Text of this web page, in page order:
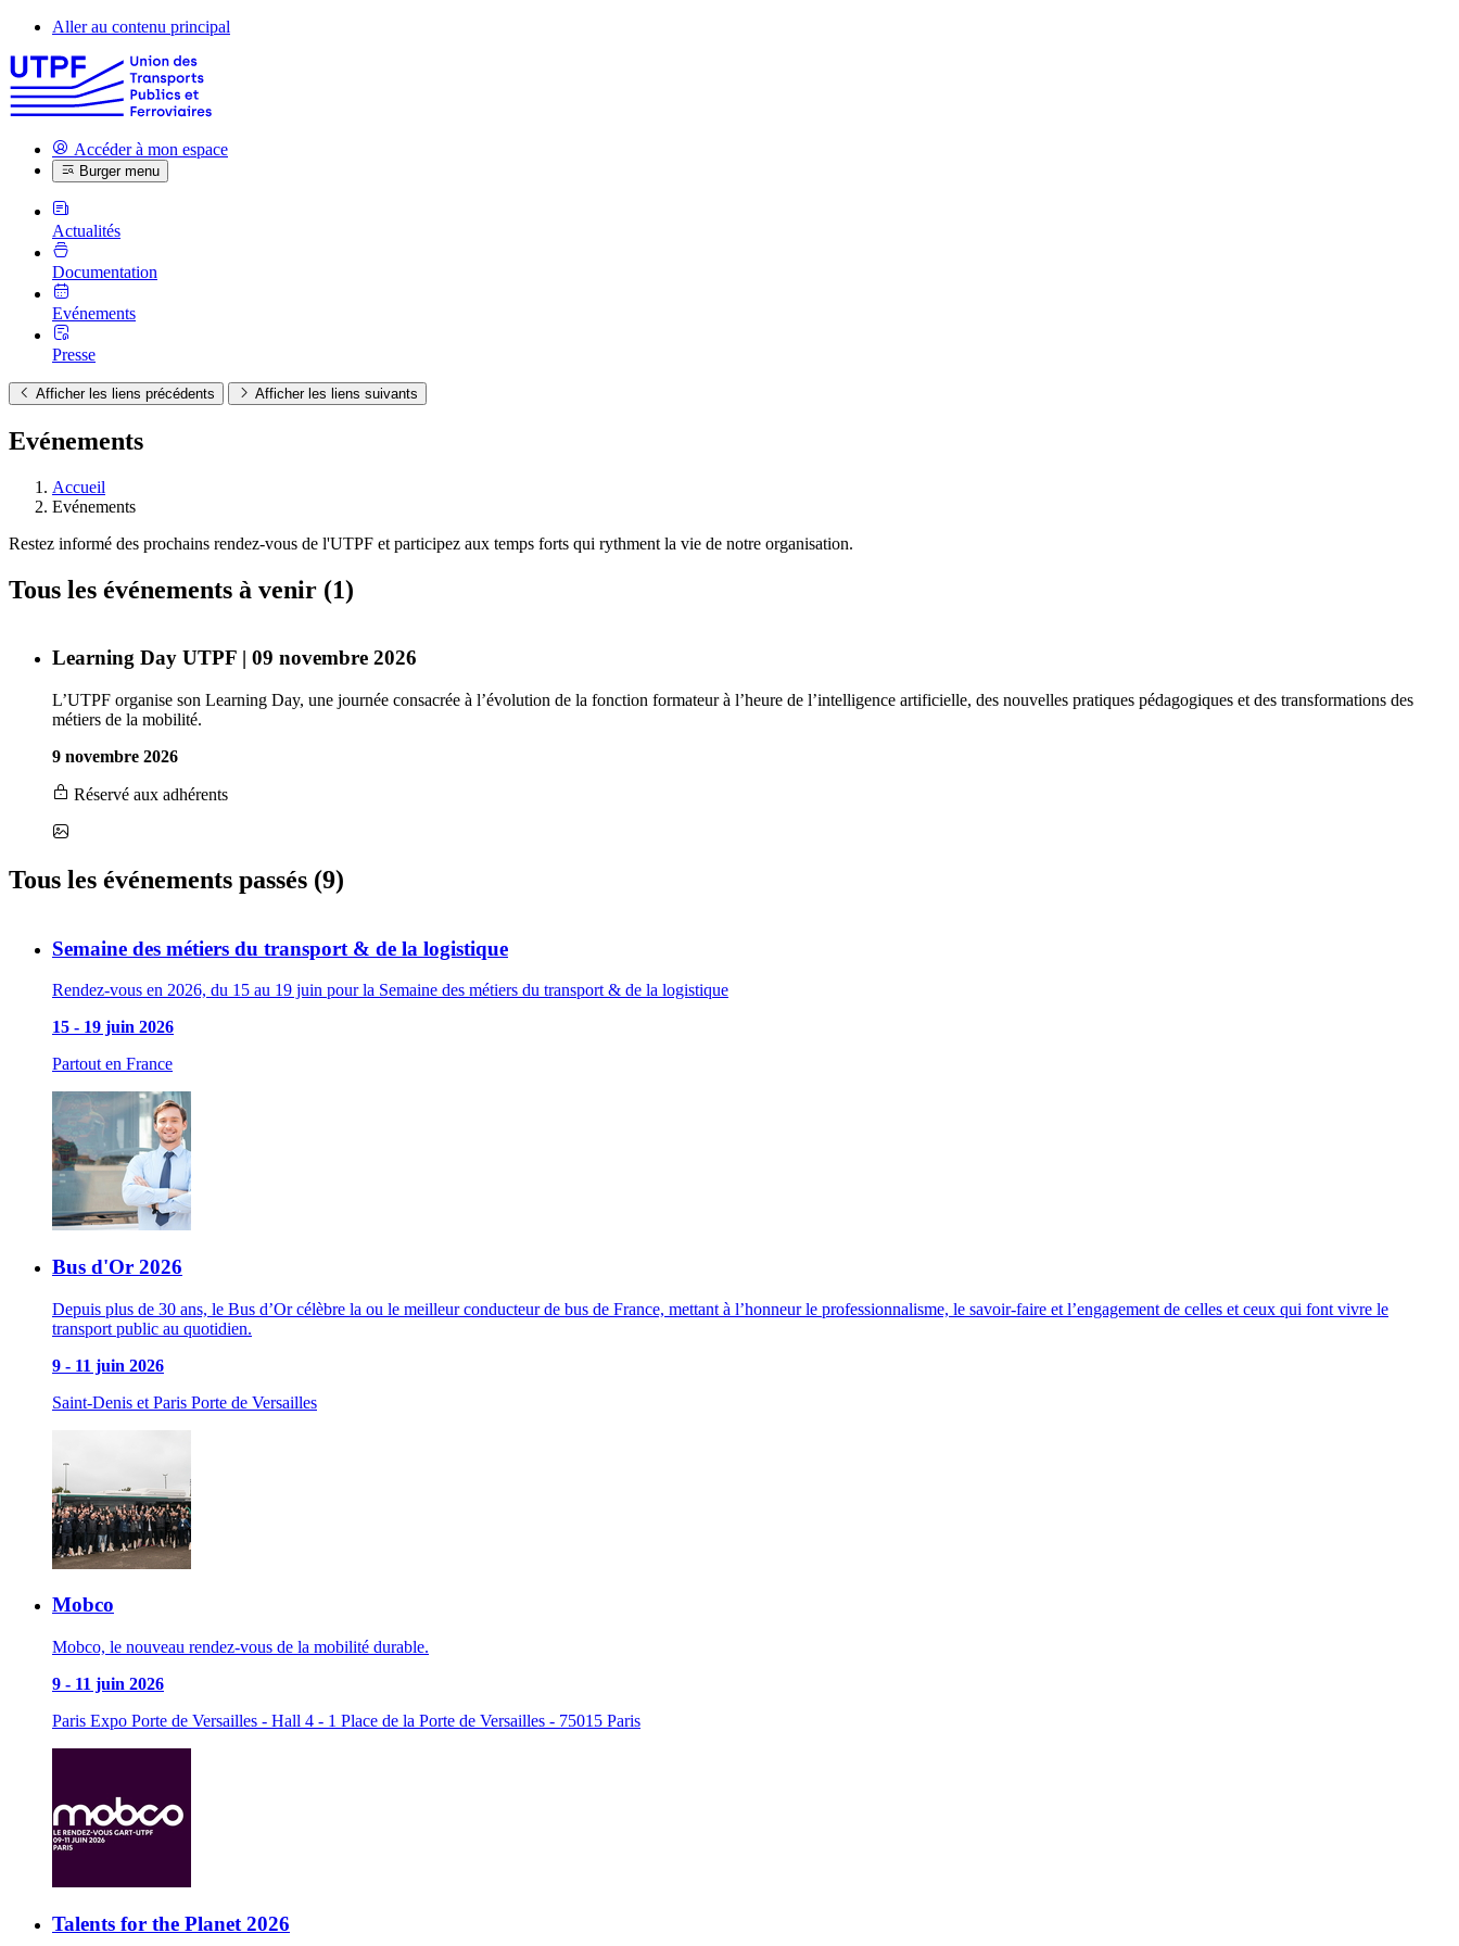
Aller au contenu principal
Accéder à mon espace
Burger menu
Actualités
Documentation
Evénements
Presse
Afficher les liens précédents Afficher les liens suivants
Evénements
Accueil
Evénements
Restez informé des prochains rendez-vous de l'UTPF et participez aux temps forts qui rythment la vie de notre organisation.
Tous les événements à venir (1)
Learning Day UTPF | 09 novembre 2026
L’UTPF organise son Learning Day, une journée consacrée à l’évolution de la fonction formateur à l’heure de l’intelligence artificielle, des nouvelles pratiques pédagogiques et des transformations des
métiers de la mobilité.
9 novembre 2026
Réservé aux adhérents
Tous les événements passés (9)
Semaine des métiers du transport & de la logistique
Rendez-vous en 2026, du 15 au 19 juin pour la Semaine des métiers du transport & de la logistique
15 - 19 juin 2026
Partout en France
Bus d'Or 2026
Depuis plus de 30 ans, le Bus d’Or célèbre la ou le meilleur conducteur de bus de France, mettant à l’honneur le professionnalisme, le savoir-faire et l’engagement de celles et ceux qui font vivre le
transport public au quotidien.
9 - 11 juin 2026
Saint-Denis et Paris Porte de Versailles
Mobco
Mobco, le nouveau rendez-vous de la mobilité durable.
9 - 11 juin 2026
Paris Expo Porte de Versailles - Hall 4 - 1 Place de la Porte de Versailles - 75015 Paris
Talents for the Planet 2026